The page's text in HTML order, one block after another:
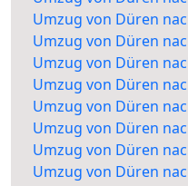
Umzug von Düren
Umzug von Düren
Umzug von Düren
Umzug von Düren
Umzug von Düren
Umzug von Düren
Umzug von Düren
Umzug von Düren